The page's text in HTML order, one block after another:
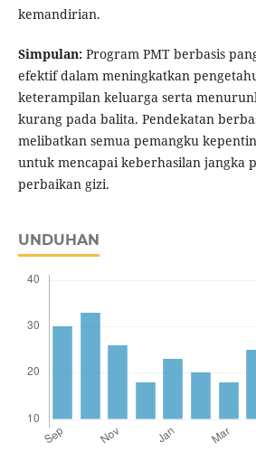
kemandirian.
Simpulan:Program PMT berbasis
efektif dalam meningkatkan
keterampilan keluarga serta
kurang pada balita. Pendekatan
melibatkan semua pemangku
untuk mencapai keberhasilan jangka
perbaikan gizi.
UNDUHAN